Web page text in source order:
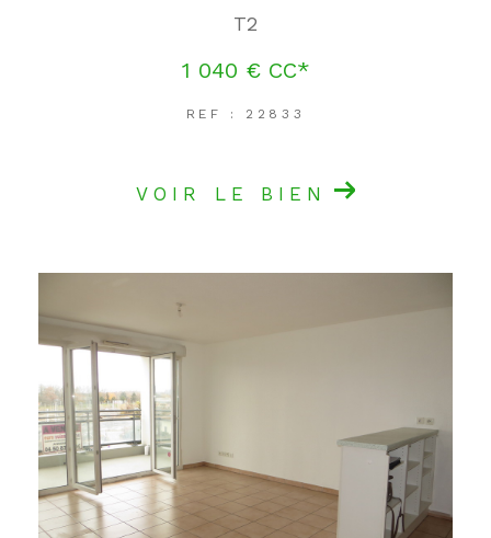
T2
1 040 € CC*
REF : 22833
VOIR LE BIEN